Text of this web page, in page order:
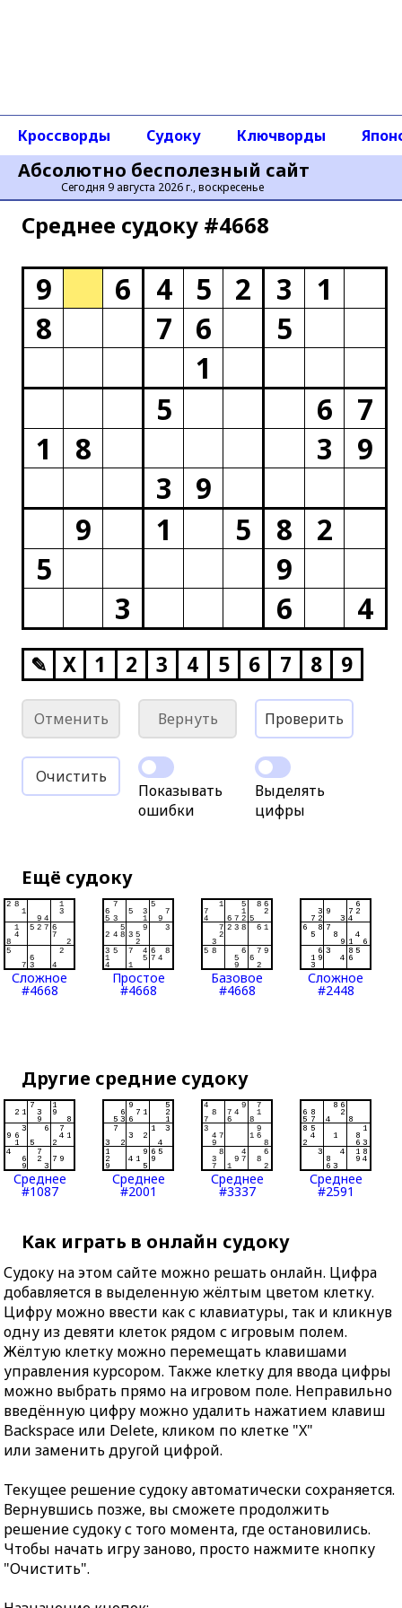
Абсолютно бесполезный сайт
Сегодня 9 августа 2026 г., воскресенье
Кроссворды Судоку Ключворды
Среднее cудоку #4668
9 6 4 5 2 3
1
8
7 6
5
1
5
6
7
1
8 3
9
3
9
9
1 5 8
2
5
9
3
6 4
✎ X 1 2 3 4 5 6 7 8 9
Отменить Вернуть Проверить
Очистить
Показывать
ошибки
Выделять
цифры
Ещё судоку
Сложное
#4668
Простое
#4668
Базовое
#4668
Сложное
#2448
Другие средние судоку
Среднее
#1087
Среднее
#2001
Среднее
#3337
Среднее
#2591
Как играть в онлайн судоку
Судоку на этом сайте можно решать онлайн. Цифра
добавляется в выделенную жёлтым цветом клетку.
Цифру можно ввести как с клавиатуры, так и кликнув
одну из девяти клеток рядом с игровым полем.
Жёлтую клетку можно перемещать клавишами
управления курсором. Также клетку для ввода цифры
можно выбрать прямо на игровом поле. Неправильно
введённую цифру можно удалить нажатием клавиш
Backspace или Delete, кликом по клетке "X"
или заменить другой цифрой.
Текущее решение судоку автоматически сохраняется.
Вернувшись позже, вы сможете продолжить
решение судоку с того момента, где остановились.
Чтобы начать игру заново, просто нажмите кнопку
"Очистить".